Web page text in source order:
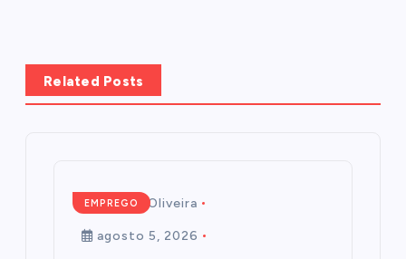
Related Posts
EMPREGO
Mairim de Oliveira
agosto 5, 2026